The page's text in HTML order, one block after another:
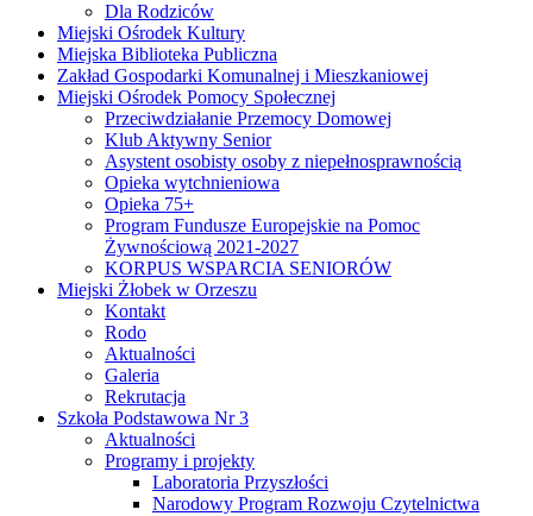
Dla Rodziców
Miejski Ośrodek Kultury
Miejska Biblioteka Publiczna
Zakład Gospodarki Komunalnej i Mieszkaniowej
Miejski Ośrodek Pomocy Społecznej
Przeciwdziałanie Przemocy Domowej
Klub Aktywny Senior
Asystent osobisty osoby z niepełnosprawnością
Opieka wytchnieniowa
Opieka 75+
Program Fundusze Europejskie na Pomoc
Żywnościową 2021-2027
KORPUS WSPARCIA SENIORÓW
Miejski Żłobek w Orzeszu
Kontakt
Rodo
Aktualności
Galeria
Rekrutacja
Szkoła Podstawowa Nr 3
Aktualności
Programy i projekty
Laboratoria Przyszłości
Narodowy Program Rozwoju Czytelnictwa